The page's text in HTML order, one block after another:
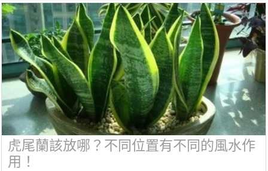
虎尾蘭該放哪？不同位置有不同的風水作
用！